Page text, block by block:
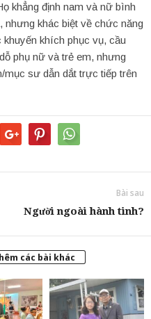
khẳng định nam và nữ bình
nhưng khác biệt về chức năng
khích phục vụ, cầu
phụ nữ và trẻ em, nhưng
sư dẫn dắt trực tiếp trên
Bài sau
Người ngoài hành tinh?
các bài khác